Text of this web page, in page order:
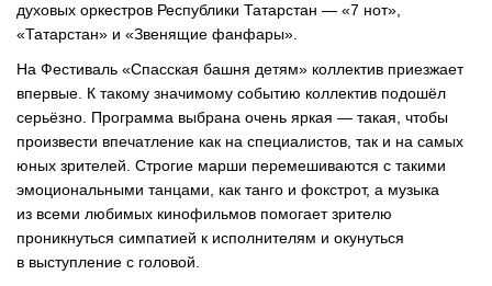
духовых оркестров Республики Татарстан — «7 нот»,
«Татарстан» и «Звенящие фанфары».
На Фестиваль «Спасская башня детям» коллектив приезжает
впервые. К такому значимому событию коллектив подошёл
серьёзно. Программа выбрана очень яркая — такая, чтобы
произвести впечатление как на специалистов, так и на самых
юных зрителей. Строгие марши перемешиваются с такими
эмоциональными танцами, как танго и фокстрот, а музыка
из всеми любимых кинофильмов помогает зрителю
проникнуться симпатией к исполнителям и окунуться
в выступление с головой.